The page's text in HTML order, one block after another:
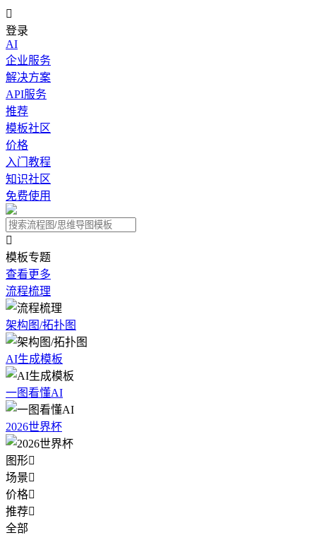

登录
AI
企业服务
解决方案
API服务
推荐
模板社区
价格
入门教程
知识社区
免费使用

模板专题
查看更多
流程梳理
架构图/拓扑图
AI生成模板
一图看懂AI
2026世界杯
图形
场景
价格
推荐
全部